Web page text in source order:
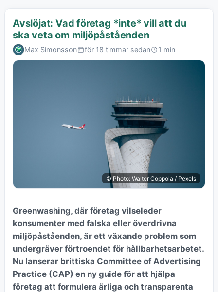
Avslöjat: Vad företag *inte* vill att du
ska veta om miljöpåståenden
Max Simonsson för 18 timmar sedan 1 min
© Photo: Walter Coppola / Pexels
Greenwashing, där företag vilseleder
konsumenter med falska eller överdrivna
miljöpåståenden, är ett växande problem som
undergräver förtroendet för hållbarhetsarbetet.
Nu lanserar brittiska Committee of Advertising
Practice (CAP) en ny guide för att hjälpa
företag att formulera ärliga och transparenta